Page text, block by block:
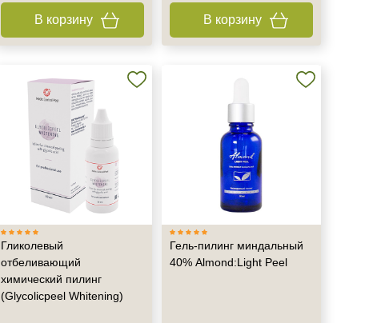
В корзину В корзину
Гликолевый
отбеливающий
химический пилинг
(Glycolicpeel Whitening)
Гель-пилинг миндальный
40% Almond:Light Peel